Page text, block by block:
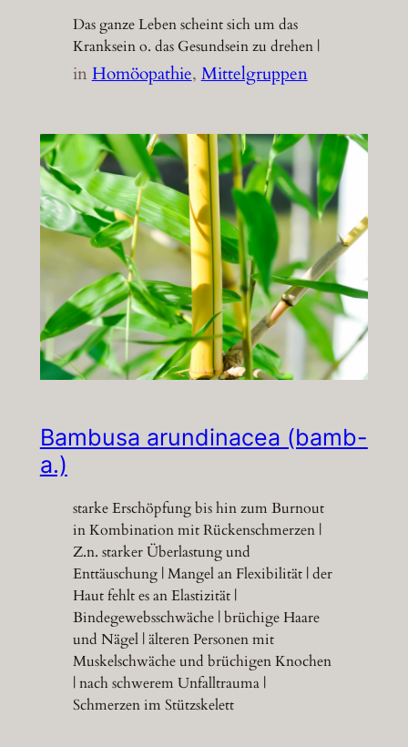
Das ganze Leben scheint sich um das
Kranksein o. das Gesundsein zu drehen |
inHomöopathie, Mittelgruppen
Bambusa arundinacea (bamb-
a.)
starke Erschöpfung bis hin zum Burnout
in Kombination mit Rückenschmerzen |
Z.n. starker Überlastung und
Enttäuschung | Mangel an Flexibilität | der
Haut fehlt es an Elastizität |
Bindegewebsschwäche | brüchige Haare
und Nägel | älteren Personen mit
Muskelschwäche und brüchigen Knochen
| nach schwerem Unfalltrauma |
Schmerzen im Stützskelett